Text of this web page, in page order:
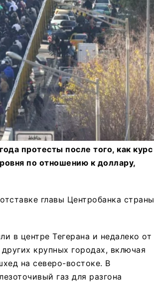
протесты после того, как курс
по отношению к доллару,
главы Центробанка страны
в центре Тегерана и недалеко от
крупных городах, включая
на северо-востоке. В
газ для разгона